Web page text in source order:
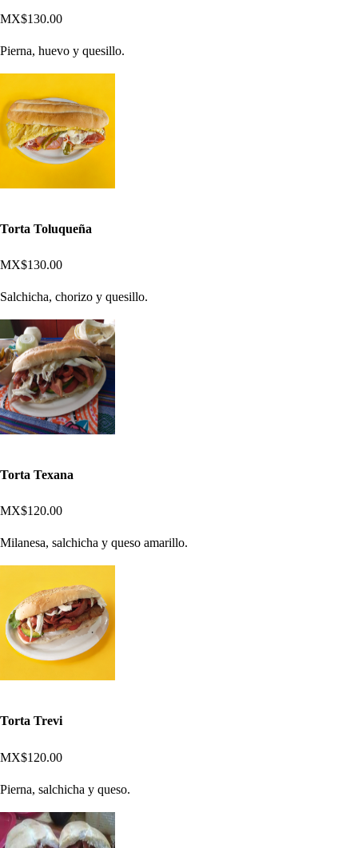
MX$130.00
Pierna, huevo y quesillo.
Torta Toluqueña
MX$130.00
Salchicha, chorizo y quesillo.
Torta Texana
MX$120.00
Milanesa, salchicha y queso amarillo.
Torta Trevi
MX$120.00
Pierna, salchicha y queso.